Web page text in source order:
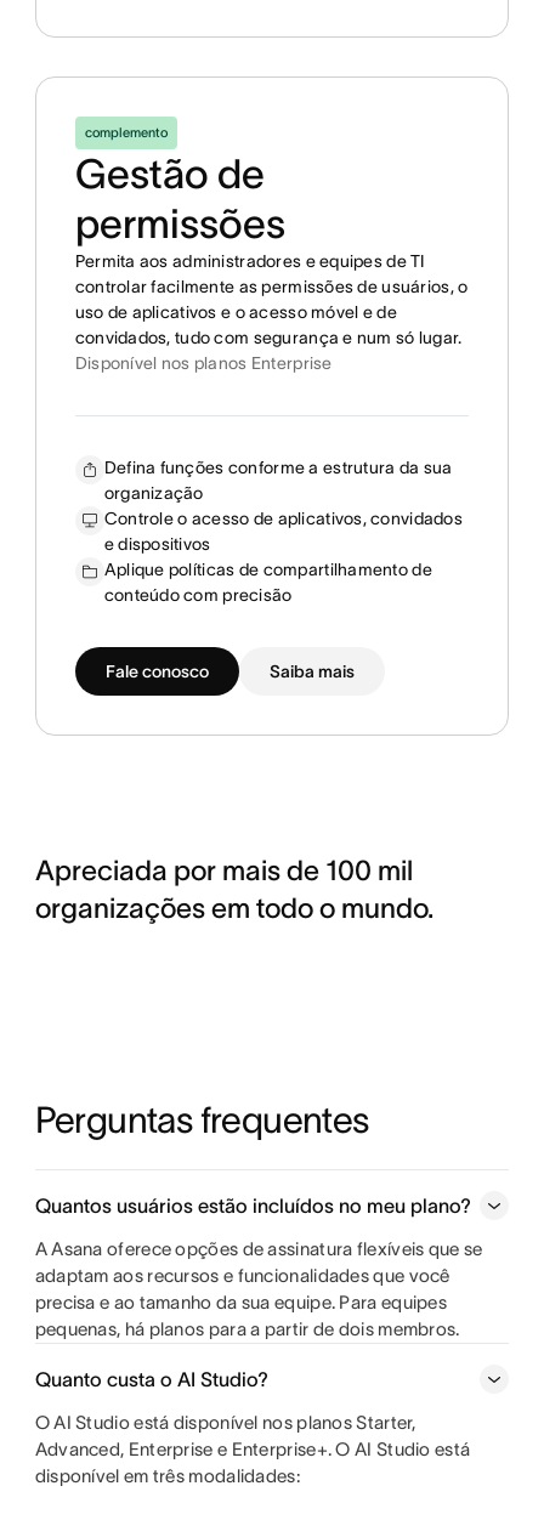
complemento
Gestão de
permissões
Permita aos administradores e equipes de TI
controlar facilmente as permissões de usuários, o
uso de aplicativos e o acesso móvel e de
convidados, tudo com segurança e num só lugar.
Disponível nos planos Enterprise
Defina funções conforme a estrutura da sua
organização
Controle o acesso de aplicativos, convidados
e dispositivos
Aplique políticas de compartilhamento de
conteúdo com precisão
Fale conosco Saiba mais
Apreciada por mais de 100 mil
organizações em todo o mundo.
Perguntas frequentes
Quantos usuários estão incluídos no meu plano?
A Asana oferece opções de assinatura flexíveis que se
adaptam aos recursos e funcionalidades que você
precisa e ao tamanho da sua equipe. Para equipes
pequenas, há planos para a partir de dois membros.
Quanto custa o AI Studio?
O AI Studio está disponível nos planos Starter,
Advanced, Enterprise e Enterprise+. O AI Studio está
disponível em três modalidades: